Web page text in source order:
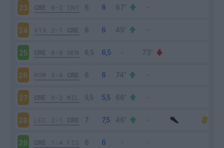
23 CRE 0-2 INT
24 ATA 2-1 CRE
25 CRE 0-0 GEN
26 ROM 3-0 CRE
27 CRE 0-2 MIL
28 LEC 2-1 CRE
29 CRE 1-4 FIO